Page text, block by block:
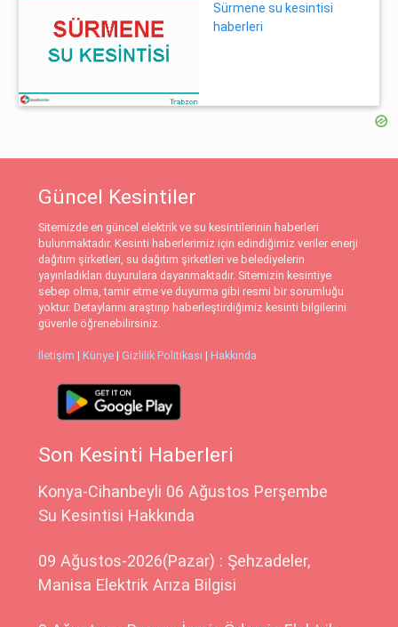
Sürmene su kesintisi
haberleri
Güncel Kesintiler
Sitemizde en güncel elektrik ve su kesintilerinin haberleri
bulunmaktadır. Kesinti haberlerimiz için edindiğimiz veriler enerji
dağıtım şirketleri, su dağıtım şirketleri ve belediyelerin
yayınladıkları duyurulara dayanmaktadır. Sitemizin kesintiye
sebep olma, tamir etme ve duyurma gibi resmi bir sorumluğu
yoktur. Detaylarını araştırıp haberleştirdiğimiz kesinti bilgilerini
güvenle öğrenebilirsiniz.
İletişim | Künye | Gizlilik Politikası | Hakkında
Son Kesinti Haberleri
Konya-Cihanbeyli 06 Ağustos Perşembe
Su Kesintisi Hakkında
09 Ağustos-2026(Pazar) : Şehzadeler,
Manisa Elektrik Arıza Bilgisi